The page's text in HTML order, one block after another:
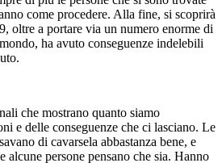
come procedere. Alla fine, si scoprirà
oltre a portare via un numero enorme di
ha avuto conseguenze indelebili
che mostrano quanto siamo
e delle conseguenze che ci lasciano. Le
di cavarsela abbastanza bene, e
alcune persone pensano che sia. Hanno